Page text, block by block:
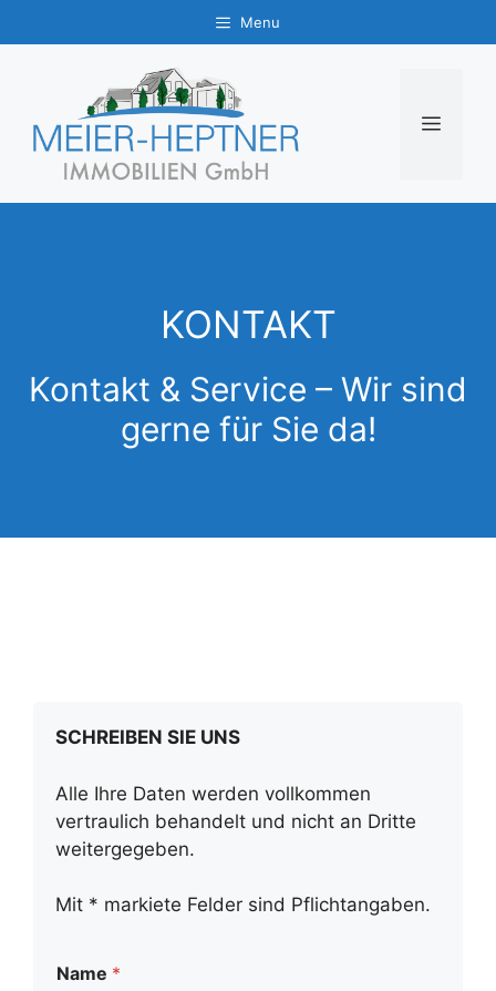
Inhalt
Menu
MENÜ
KONTAKT
Kontakt & Service – Wir sind
gerne für Sie da!
SCHREIBEN SIE UNS
Alle Ihre Daten werden vollkommen
vertraulich behandelt und nicht an Dritte
weitergegeben.
Mit * markiete Felder sind Pflichtangaben.
Name *